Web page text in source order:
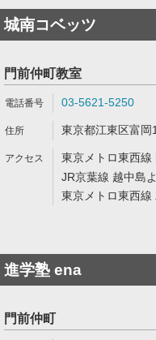
城南コベッツ
門前仲町教室
03-5621-5250
東京都江東区富
東京メトロ東西
JR京葉線 越中島
東京メトロ東西
進学塾 ena
門前仲町